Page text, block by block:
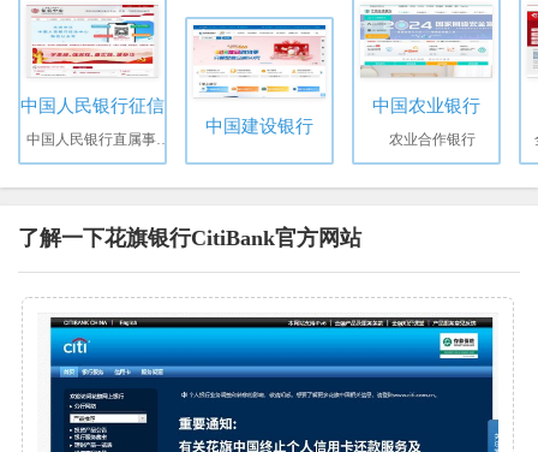
中国人民银行征信中心
中国建设银行
中国农业银行
农业合作银行
了解一下花旗银行CitiBank官方网站